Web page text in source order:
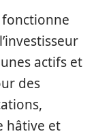
actifs et
des
hâtive et